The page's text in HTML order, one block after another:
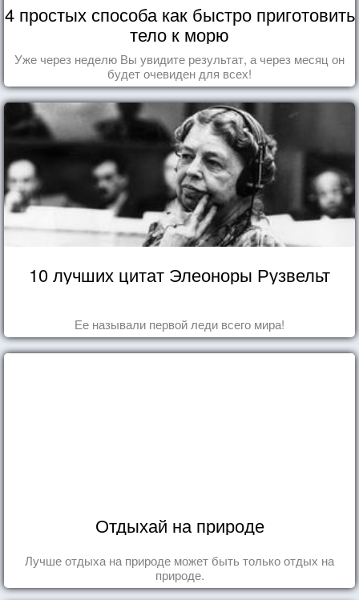
4 простых способа как быстро приготовить
тело к морю
Уже через неделю Вы увидите результат, а через месяц он
будет очевиден для всех!
10 лучших цитат Элеоноры Рузвельт
Ее называли первой леди всего мира!
Отдыхай на природе
Лучше отдыха на природе может быть только отдых на
природе.